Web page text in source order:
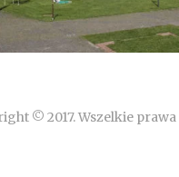
© 2017. Wszelkie